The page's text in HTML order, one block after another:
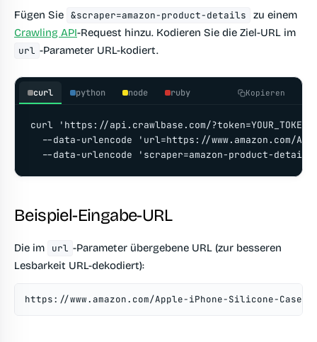
Fügen Sie &scraper=amazon-product-details
zu einem
Crawling API-Request hinzu. Kodieren Sie die Ziel-URL im
url -Parameter URL-kodiert.
curl python node ruby Kopieren
curl 'https://api.crawlbase.com/
--data-urlencode 'url=https://www.amazon.com/
--data-urlencode 'scraper=amazon-product-
Beispiel-Eingabe-URL
Die im url -Parameter übergebene URL (zur besseren
Lesbarkeit URL-dekodiert):
https://www.amazon.com/Apple-iPhone-Silicone-Case-